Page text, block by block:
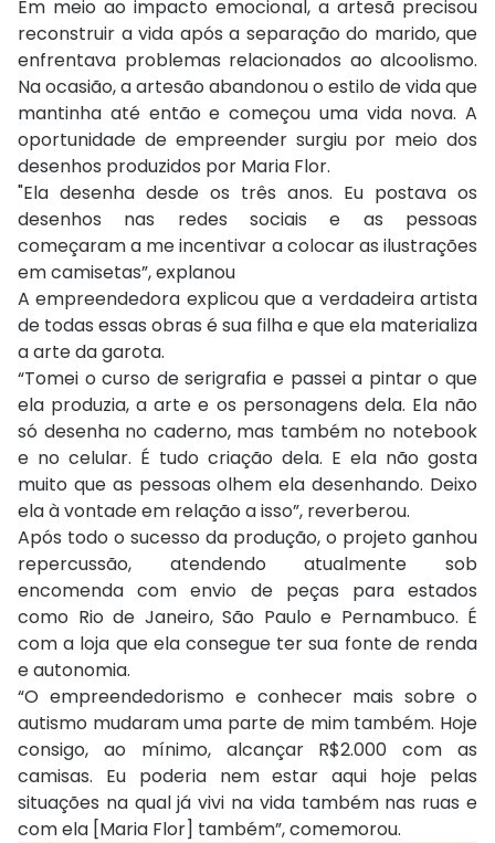
Em meio ao impacto emocional, a artesã precisou
reconstruir a vida após a separação do marido, que
enfrentava problemas relacionados ao alcoolismo.
Na ocasião, a artesão abandonou o estilo de vida que
mantinha até então e começou uma vida nova. A
oportunidade de empreender surgiu por meio dos
desenhos produzidos por Maria Flor.
"Ela desenha desde os três anos. Eu postava os
desenhos nas redes sociais e as pessoas
começaram a me incentivar a colocar as ilustrações
em camisetas”, explanou
A empreendedora explicou que a verdadeira artista
de todas essas obras é sua filha e que ela materializa
a arte da garota.
“Tomei o curso de serigrafia e passei a pintar o que
ela produzia, a arte e os personagens dela. Ela não
só desenha no caderno, mas também no notebook
e no celular. É tudo criação dela. E ela não gosta
muito que as pessoas olhem ela desenhando. Deixo
ela à vontade em relação a isso”, reverberou.
Após todo o sucesso da produção, o projeto ganhou
repercussão, atendendo atualmente sob
encomenda com envio de peças para estados
como Rio de Janeiro, São Paulo e Pernambuco. É
com a loja que ela consegue ter sua fonte de renda
e autonomia.
“O empreendedorismo e conhecer mais sobre o
autismo mudaram uma parte de mim também. Hoje
consigo, ao mínimo, alcançar R$2.000 com as
camisas. Eu poderia nem estar aqui hoje pelas
situações na qual já vivi na vida também nas ruas e
com ela [Maria Flor] também”, comemorou.